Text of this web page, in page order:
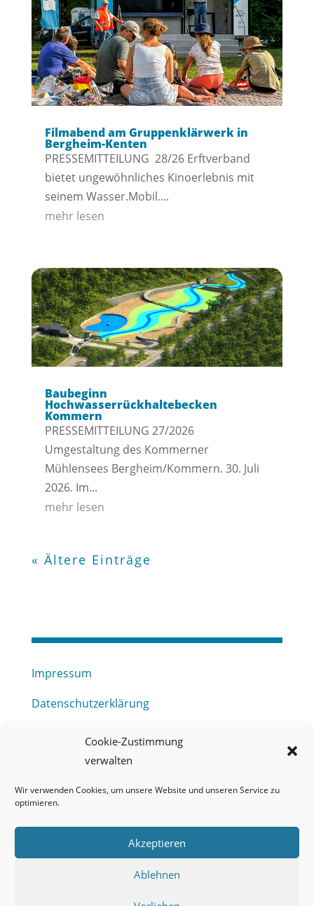
Cookie-Zustimmung
verwalten
Wir verwenden Cookies, um unsere Website und unseren Service zu
optimieren.
Akzeptieren
Ablehnen
Filmabend am Gruppenklärwerk in
Bergheim-Kenten
PRESSEMITTEILUNG 28/26 Erftverband
bietet ungewöhnliches Kinoerlebnis mit
seinem Wasser.Mobil....
mehr lesen
Baubeginn
Hochwasserrückhaltebecken
Kommern
PRESSEMITTEILUNG 27/2026
Umgestaltung des Kommerner
Mühlensees Bergheim/Kommern. 30. Juli
2026. Im...
mehr lesen
« Ältere Einträge
Impressum
Datenschutzerklärung
Haftungsausschluss
Barrierefreiheitserklärung
Meldestelle (HinSchG) des Erftverbandes
Onlineportal Grundwassernutzung